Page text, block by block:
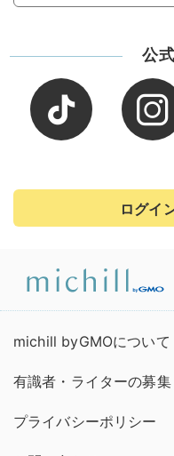
公
ログイ
michill byGMOについて
有識者・ライターの募集
プライバシーポリシー